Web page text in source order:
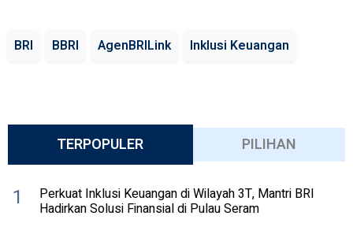
BRI BBRI AgenBRILink Inklusi Keuangan
TERPOPULER PILIHAN
1 Perkuat Inklusi Keuangan di Wilayah 3T, Mantri BRI
Hadirkan Solusi Finansial di Pulau Seram